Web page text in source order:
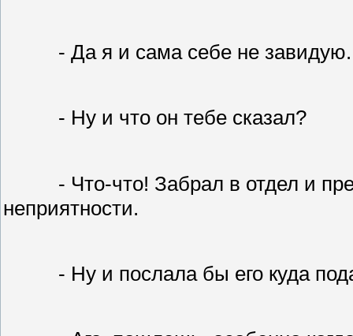
- Да я и сама себе не завидую.
- Ну и что он тебе сказал?
- Что-что! Забрал в отдел и
неприятности.
- Ну и послала бы его куда